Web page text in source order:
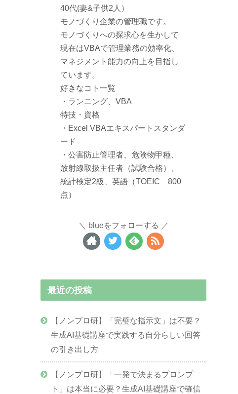
40代(妻&子供2人）
モノづくり企業の管理職です。
モノづくりへの探求心を生かして
現在はVBAで管理業務の効率化、
マネジメント能力の向上を目指し
ています。
好きなコト一覧
・ランニング、VBA
特技・資格
・Excel VBAエキスパートスタンダ
ード
・公害防止管理者、危険物甲種、
放射線取扱主任者（試験合格）、
統計検定2級、英語（TOEIC 800
点）
blueをフォローする
最近の投稿
【ノンプロ研】「完璧な指示文」は不要？
生成AI基礎講座で実践する自分らしい回答
の引き出し方
【ノンプロ研】「一発で決まるプロンプ
ト」は本当に必要？生成AI基礎講座で確信